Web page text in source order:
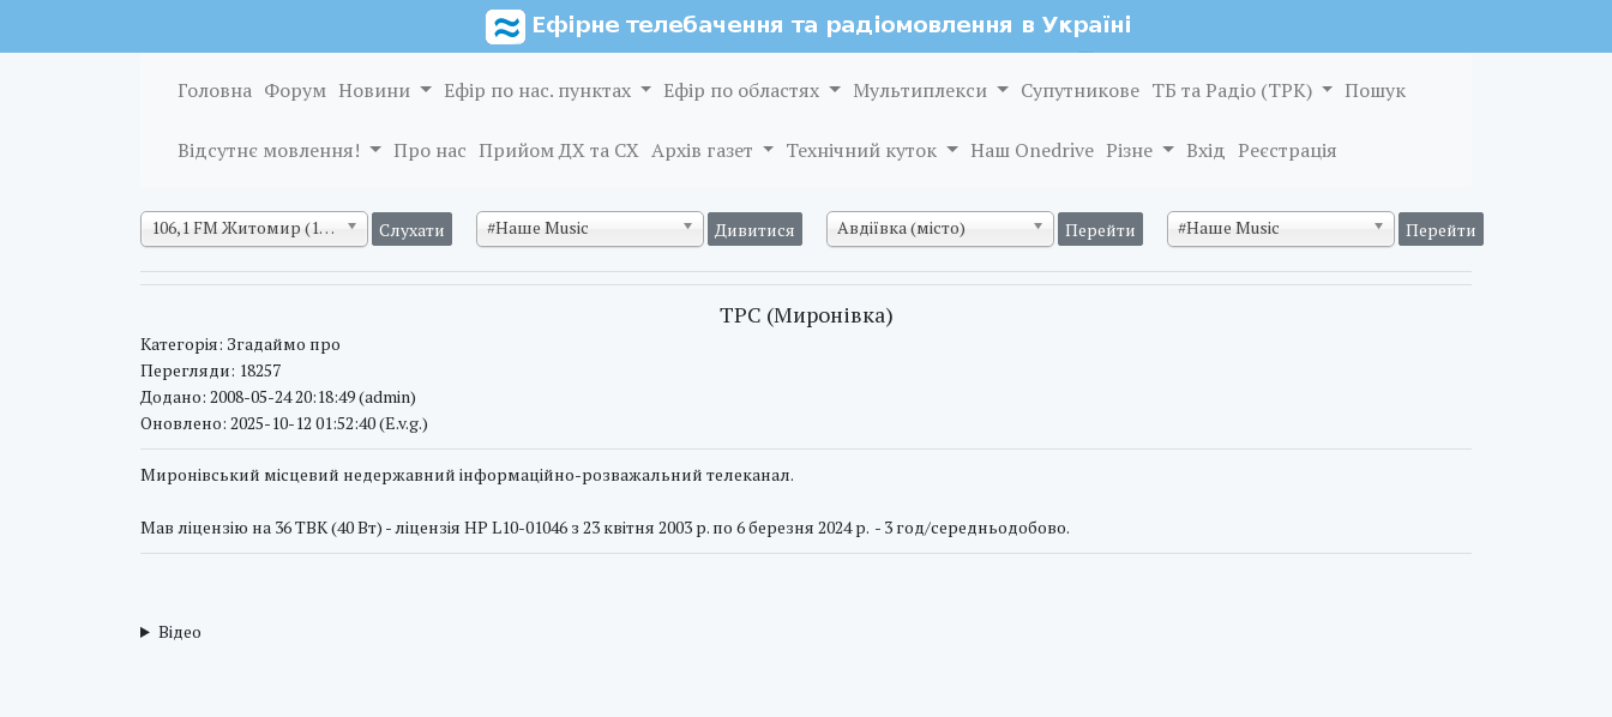
Головна Форум Новини Ефір по нас. пунктах Ефір по областях Мультиплекси Супутникове ТБ та Радіо (ТРК) Пошук
Відсутнє мовлення! Про нас Прийом ДХ та СХ Архів газет Технічний куток Наш Onedrive Різне Вхід Реєстрація
106,1 FM Житомир (128 кб/с) #Наше Music Авдіївка (місто) #Наше Music
ТРС (Миронівка)
Категорія: Згадаймо про
Перегляди: 18257
Додано: 2008-05-24 20:18:49 (admin)
Оновлено: 2025-10-12 01:52:40 (E.v.g.)
Миронівський місцевий недержавний інформаційно-розважальний телеканал.
Мав ліцензію на 36 ТВК (40 Вт) - ліцензія НР L10-01046 з 23 квітня 2003 р. по 6 березня 2024 р. - 3 год/середньодобово.
Відео